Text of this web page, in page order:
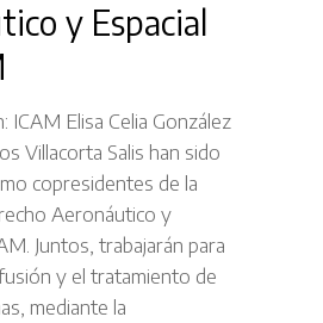
y Espacial
ICAM Elisa Celia González
Villacorta Salis han sido
copresidentes de la
Aeronáutico y
Juntos, trabajarán para
y el tratamiento de
mediante la